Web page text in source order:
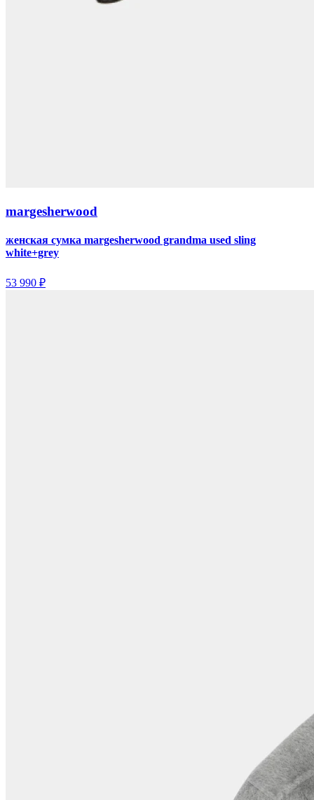
margesherwood
женская сумка margesherwood grandma used sling
white+grey
53 990 ₽